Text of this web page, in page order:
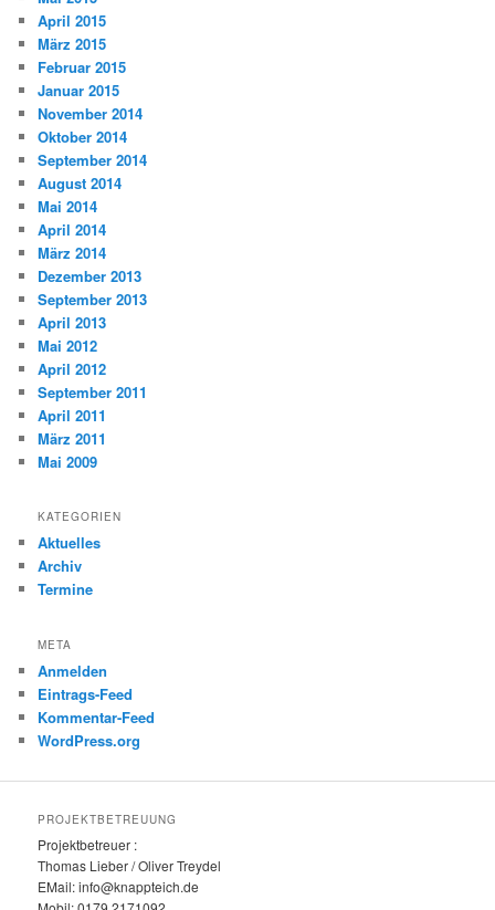
April 2015
März 2015
Februar 2015
Januar 2015
November 2014
Oktober 2014
September 2014
August 2014
Mai 2014
April 2014
März 2014
Dezember 2013
September 2013
April 2013
Mai 2012
April 2012
September 2011
April 2011
März 2011
Mai 2009
KATEGORIEN
Aktuelles
Archiv
Termine
META
Anmelden
Eintrags-Feed
Kommentar-Feed
WordPress.org
PROJEKTBETREUUNG
Projektbetreuer :
Thomas Lieber / Oliver Treydel
EMail: info@knappteich.de